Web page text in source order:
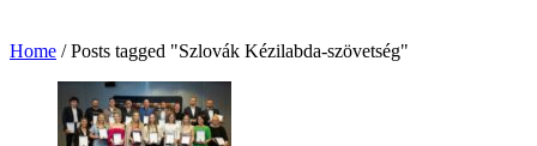
Home /Posts tagged "Szlovák Kézilabda-szövetség"